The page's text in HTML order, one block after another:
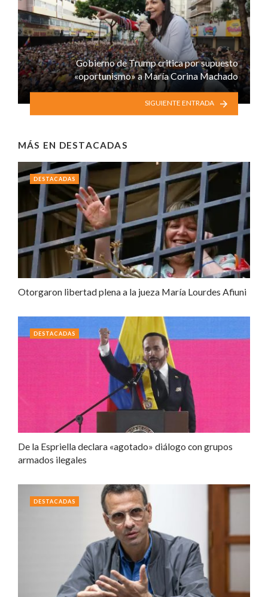
Gobierno de Trump critica por supuesto
«oportunismo» a María Corina Machado
SIGUIENTE ENTRADA
MÁS EN DESTACADAS
Otorgaron libertad plena a la jueza María Lourdes Afiuni
DESTACADAS
De la Espriella declara «agotado» diálogo con grupos
armados ilegales
DESTACADAS
DESTACADAS